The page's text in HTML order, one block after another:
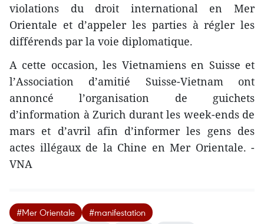
violations du droit international en Mer
Orientale et d’appeler les parties à régler les
différends par la voie diplomatique.
A cette occasion, les Vietnamiens en Suisse et
l’Association d’amitié Suisse-Vietnam ont
annoncé l’organisation de guichets
d’information à Zurich durant le​s week-ends de
mars et d’avril afin d’informer les gens des
actes illégaux de la Chine en Mer Orientale. -
VNA
#Mer Orientale
#manifestation